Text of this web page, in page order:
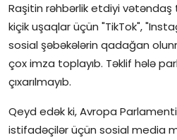
Raşitin rəhbərlik etdiyi vətəndaş
kiçik uşaqlar üçün "TikTok",
sosial şəbəkələrin qadağan
çox imza toplayıb. Təklif hələ
çıxarılmayıb.
Qeyd edək ki, Avropa
istifadəçilər üçün sosial media